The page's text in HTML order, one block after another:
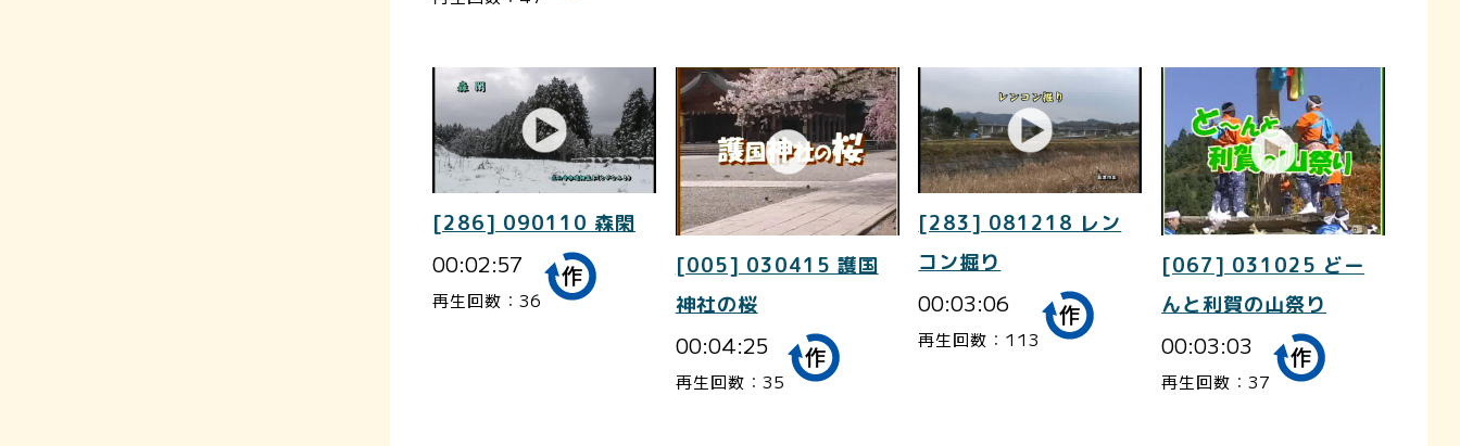
[286] 090110 森閑
00:02:57
再生回数：36
[005] 030415 護国
神社の桜
00:04:25
再生回数：35
[283] 081218 レン
コン掘り
00:03:06
再生回数：113
[067] 031025 どー
んと利賀の山祭り
00:03:03
再生回数：37